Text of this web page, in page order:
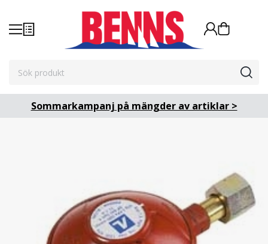
Sommarkampanj på mängder av artiklar >